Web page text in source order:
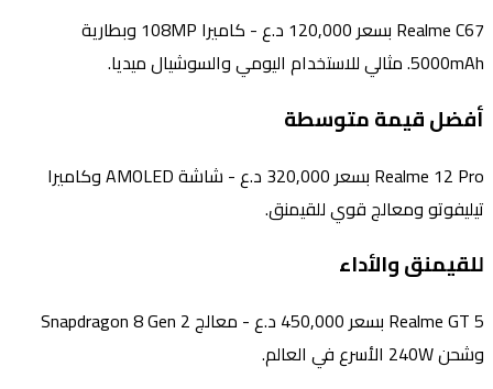
Realme C67 بسعر 120,000 د.ع - كاميرا 108MP وبطارية
5000mAh. مثالي للاستخدام اليومي والسوشيال ميديا.
أفضل قيمة متوسطة
Realme 12 Pro بسعر 320,000 د.ع - شاشة AMOLED وكاميرا
تيليفوتو ومعالج قوي للقيمنق.
للقيمنق والأداء
Realme GT 5 بسعر 450,000 د.ع - معالج Snapdragon 8 Gen 2
وشحن 240W الأسرع في العالم.